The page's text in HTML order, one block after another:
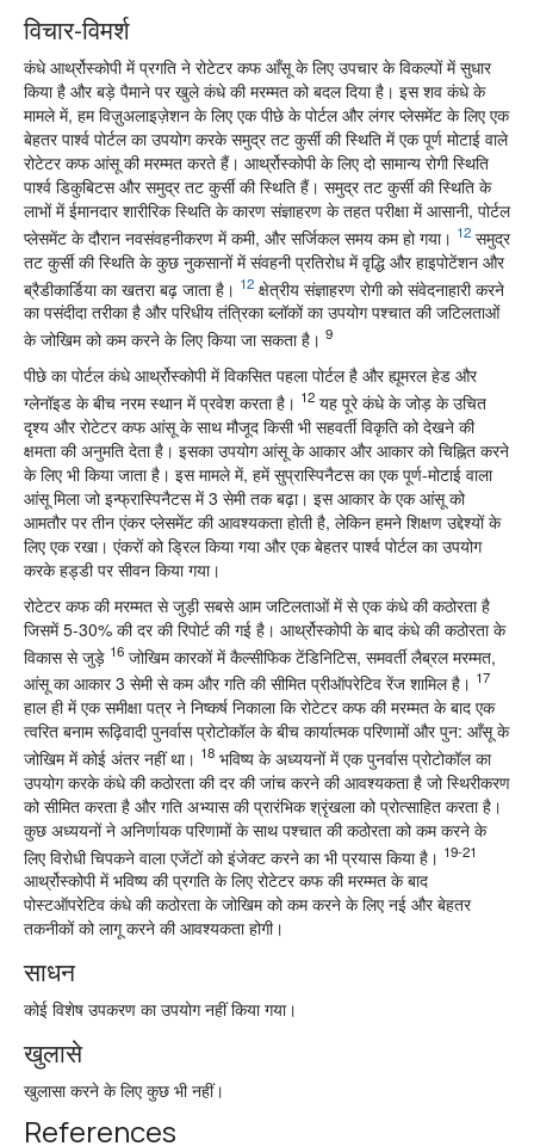
विचार-विमर्श
कंधे आर्थ्रोस्कोपी में प्रगति ने रोटेटर कफ आँसू के लिए उपचार के विकल्पों में सुधार
किया है और बड़े पैमाने पर खुले कंधे की मरम्मत को बदल दिया है। इस शव कंधे के
मामले में, हम विज़ुअलाइज़ेशन के लिए एक पीछे के पोर्टल और लंगर प्लेसमेंट के लिए एक
बेहतर पार्श्व पोर्टल का उपयोग करके समुद्र तट कुर्सी की स्थिति में एक पूर्ण मोटाई वाले
रोटेटर कफ आंसू की मरम्मत करते हैं। आर्थ्रोस्कोपी के लिए दो सामान्य रोगी स्थिति
पार्श्व डिकुबिटस और समुद्र तट कुर्सी की स्थिति हैं। समुद्र तट कुर्सी की स्थिति के
लाभों में ईमानदार शारीरिक स्थिति के कारण संज्ञाहरण के तहत परीक्षा में आसानी, पोर्टल
प्लेसमेंट के दौरान नवसंवहनीकरण में कमी, और सर्जिकल समय कम हो गया। 12 समुद्र
तट कुर्सी की स्थिति के कुछ नुकसानों में संवहनी प्रतिरोध में वृद्धि और हाइपोटेंशन और
ब्रैडीकार्डिया का खतरा बढ़ जाता है। 12 क्षेत्रीय संज्ञाहरण रोगी को संवेदनाहारी करने
का पसंदीदा तरीका है और परिधीय तंत्रिका ब्लॉकों का उपयोग पश्चात की जटिलताओं
के जोखिम को कम करने के लिए किया जा सकता है। 9
पीछे का पोर्टल कंधे आर्थ्रोस्कोपी में विकसित पहला पोर्टल है और ह्यूमरल हेड और
ग्लेनॉइड के बीच नरम स्थान में प्रवेश करता है। 12 यह पूरे कंधे के जोड़ के उचित
दृश्य और रोटेटर कफ आंसू के साथ मौजूद किसी भी सहवर्ती विकृति को देखने की
क्षमता की अनुमति देता है। इसका उपयोग आंसू के आकार और आकार को चिह्नित करने
के लिए भी किया जाता है। इस मामले में, हमें सुप्रास्पिनैटस का एक पूर्ण-मोटाई वाला
आंसू मिला जो इन्फ्रास्पिनैटस में 3 सेमी तक बढ़ा। इस आकार के एक आंसू को
आमतौर पर तीन एंकर प्लेसमेंट की आवश्यकता होती है, लेकिन हमने शिक्षण उद्देश्यों के
लिए एक रखा। एंकरों को ड्रिल किया गया और एक बेहतर पार्श्व पोर्टल का उपयोग
करके हड्डी पर सीवन किया गया।
रोटेटर कफ की मरम्मत से जुड़ी सबसे आम जटिलताओं में से एक कंधे की कठोरता है
जिसमें 5-30% की दर की रिपोर्ट की गई है। आर्थ्रोस्कोपी के बाद कंधे की कठोरता के
विकास से जुड़े 16 जोखिम कारकों में कैल्सीफिक टेंडिनिटिस, समवर्ती लैब्रल मरम्मत,
आंसू का आकार 3 सेमी से कम और गति की सीमित प्रीऑपरेटिव रेंज शामिल है। 17
हाल ही में एक समीक्षा पत्र ने निष्कर्ष निकाला कि रोटेटर कफ की मरम्मत के बाद एक
त्वरित बनाम रूढ़िवादी पुनर्वास प्रोटोकॉल के बीच कार्यात्मक परिणामों और पुन: आँसू के
जोखिम में कोई अंतर नहीं था। 18 भविष्य के अध्ययनों में एक पुनर्वास प्रोटोकॉल का
उपयोग करके कंधे की कठोरता की दर की जांच करने की आवश्यकता है जो स्थिरीकरण
को सीमित करता है और गति अभ्यास की प्रारंभिक श्रृंखला को प्रोत्साहित करता है।
कुछ अध्ययनों ने अनिर्णायक परिणामों के साथ पश्चात की कठोरता को कम करने के
लिए विरोधी चिपकने वाला एजेंटों को इंजेक्ट करने का भी प्रयास किया है। 19-21
आर्थ्रोस्कोपी में भविष्य की प्रगति के लिए रोटेटर कफ की मरम्मत के बाद
पोस्टऑपरेटिव कंधे की कठोरता के जोखिम को कम करने के लिए नई और बेहतर
तकनीकों को लागू करने की आवश्यकता होगी।
साधन
कोई विशेष उपकरण का उपयोग नहीं किया गया।
खुलासे
खुलासा करने के लिए कुछ भी नहीं।
References